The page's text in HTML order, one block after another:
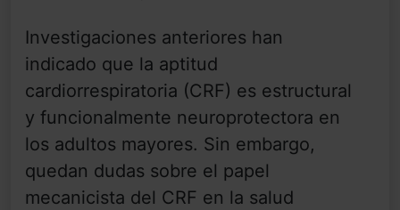
Investigaciones anteriores han
indicado que la aptitud
cardiorrespiratoria (CRF) es estructural
y funcionalmente neuroprotectora en
los adultos mayores. Sin embargo,
quedan dudas sobre el papel
mecanicista del CRF en la salud